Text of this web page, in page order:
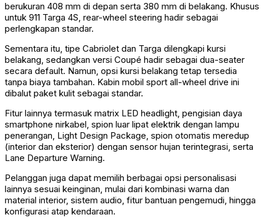
berukuran 408 mm di depan serta 380 mm di belakang. Khusus
untuk 911 Targa 4S, rear-wheel steering hadir sebagai
perlengkapan standar.
Sementara itu, tipe Cabriolet dan Targa dilengkapi kursi
belakang, sedangkan versi Coupé hadir sebagai dua-seater
secara default. Namun, opsi kursi belakang tetap tersedia
tanpa biaya tambahan. Kabin mobil sport all-wheel drive ini
dibalut paket kulit sebagai standar.
Fitur lainnya termasuk matrix LED headlight, pengisian daya
smartphone nirkabel, spion luar lipat elektrik dengan lampu
penerangan, Light Design Package, spion otomatis meredup
(interior dan eksterior) dengan sensor hujan terintegrasi, serta
Lane Departure Warning.
Pelanggan juga dapat memilih berbagai opsi personalisasi
lainnya sesuai keinginan, mulai dari kombinasi warna dan
material interior, sistem audio, fitur bantuan pengemudi, hingga
konfigurasi atap kendaraan.